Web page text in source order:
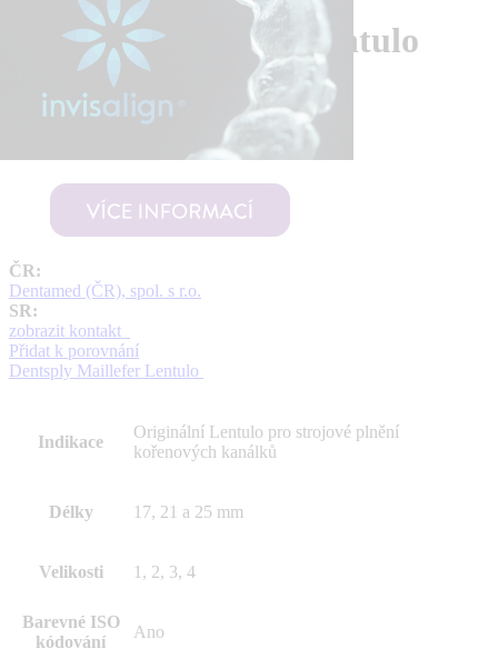
Dentsply Maillefer Lentulo
next
Výrobce:
Dentsply Maillefer (Švýcarsko)
ČR:
Dentamed (ČR), spol. s r.o.
SR:
zobrazit kontakt
Přidat k porovnání
Dentsply Maillefer Lentulo
Indikace
Originální Lentulo pro strojové plnění
kořenových kanálků
Délky 17, 21 a 25 mm
Velikosti 1, 2, 3, 4
Barevné ISO
kódování
Ano